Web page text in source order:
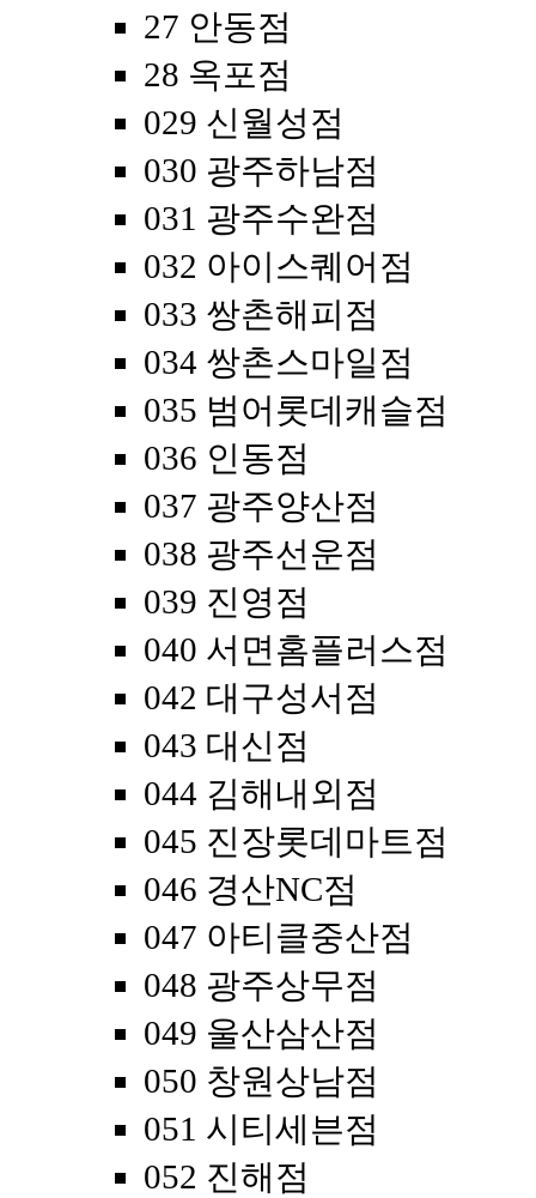
27 안동점
28 옥포점
029 신월성점
030 광주하남점
031 광주수완점
032 아이스퀘어점
033 쌍촌해피점
034 쌍촌스마일점
035 범어롯데캐슬점
036 인동점
037 광주양산점
038 광주선운점
039 진영점
040 서면홈플러스점
042 대구성서점
043 대신점
044 김해내외점
045 진장롯데마트점
046 경산NC점
047 아티클중산점
048 광주상무점
049 울산삼산점
050 창원상남점
051 시티세븐점
052 진해점